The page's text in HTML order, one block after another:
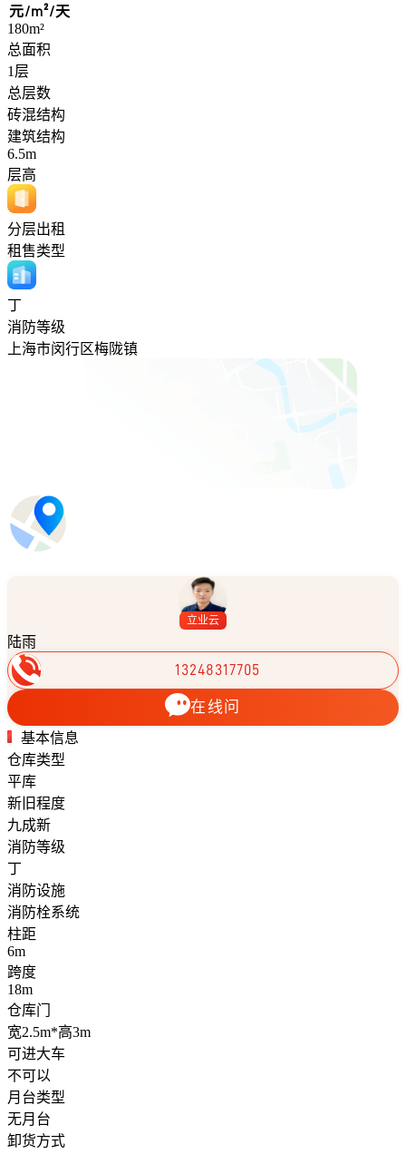
元/m²/天
180m²
总面积
1层
总层数
砖混结构
建筑结构
6.5m
层高
分层出租
租售类型
丁
消防等级
上海市闵行区梅陇镇
立业云
陆雨
13248317705
在线问
基本信息
仓库类型
平库
新旧程度
九成新
消防等级
丁
消防设施
消防栓系统
柱距
6m
跨度
18m
仓库门
宽2.5m*高3m
可进大车
不可以
月台类型
无月台
卸货方式